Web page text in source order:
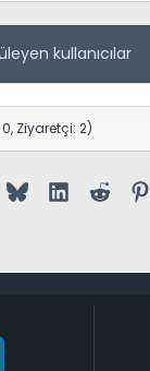
kullanıcılar
Ziyaretçi: 2)
(Twitter)
BlueskyLinkedInReddit